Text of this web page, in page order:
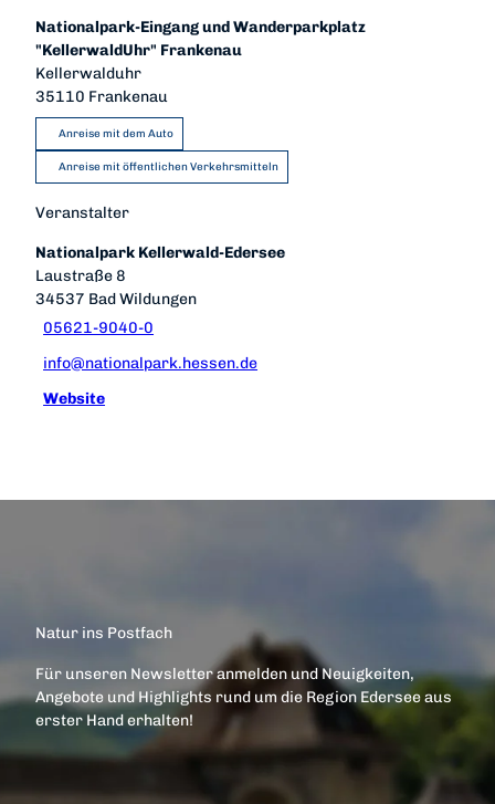
Nationalpark-Eingang und Wanderparkplatz
"KellerwaldUhr" Frankenau
Kellerwalduhr
35110 Frankenau
Anreise mit dem Auto
Anreise mit öffentlichen Verkehrsmitteln
Veranstalter
Nationalpark Kellerwald-Edersee
Laustraße 8
34537 Bad Wildungen
05621-9040-0
info@nationalpark.hessen.de
Website
Natur ins Postfach
Für unseren Newsletter anmelden und Neuigkeiten,
Angebote und Highlights rund um die Region Edersee aus
erster Hand erhalten!